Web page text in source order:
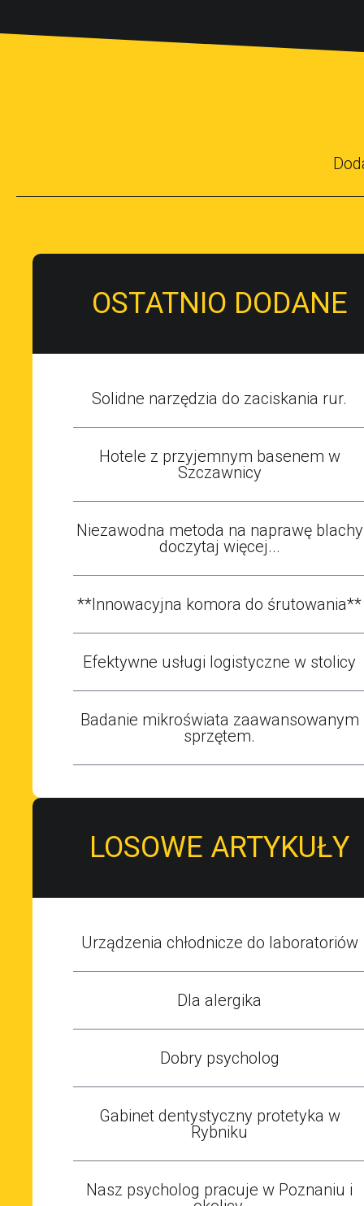
OSTATNIO DODANE
Solidne narzędzia do zaciskania rur.
Hotele z przyjemnym basenem w
Szczawnicy
Niezawodna metoda na naprawę blachy
doczytaj więcej...
**Innowacyjna komora do śrutowania**
Efektywne usługi logistyczne w stolicy
Badanie mikroświata zaawansowanym
sprzętem.
LOSOWE ARTYKUŁY
Urządzenia chłodnicze do laboratoriów
Dla alergika
Dobry psycholog
Gabinet dentystyczny protetyka w
Rybniku
Nasz psycholog pracuje w Poznaniu i